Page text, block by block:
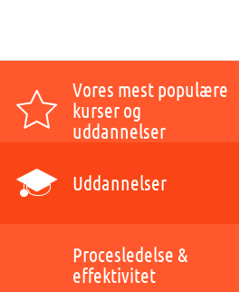
Vores mest populære
kurser og
uddannelser
Uddannelser
Procesledelse &
effektivitet